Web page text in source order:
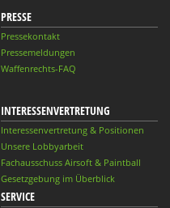
PRESSE
Pressekontakt
Pressemeldungen
Waffenrechts-FAQ
INTERESSENVERTRETUNG
Interessenvertretung & Positionen
Unsere Lobbyarbeit
Fachausschuss Airsoft & Paintball
Gesetzgebung im Überblick
SERVICE